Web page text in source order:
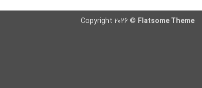
Copyright 2026 © Flatsome Theme